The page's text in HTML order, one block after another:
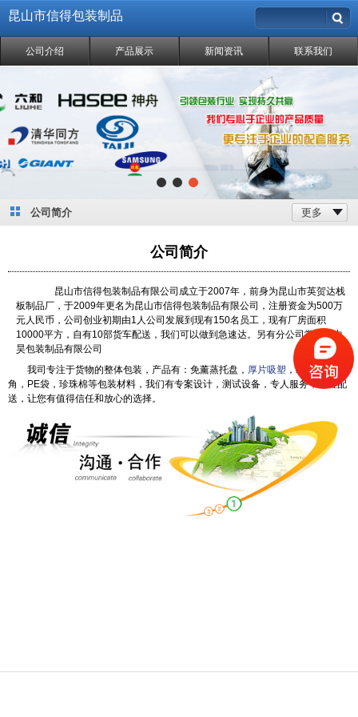
昆山市信得包装制品
公司介绍 产品展示 新闻资讯 联系我们
公司简介 更多
公司简介
昆山市信得包装制品有限公司成立于2007年，前身为昆山市英贺达栈
板制品厂，于2009年更名为昆山市信得包装制品有限公司，注册资金为500万
元人民币，公司创业初期由1人公司发展到现有150名员工，现有厂房面积
10000平方，自有10部货车配送，我们可以做到急速达。另有分公司常州市中
昊包装制品有限公司
我司专注于货物的整体包装，产品有：免薰蒸托盘， 厚片吸塑 ，纸箱，纸护
角，PE袋，珍珠棉等包装材料，我们有专案设计，测试设备，专人服务，专程配
送，让您有值得信任和放心的选择。